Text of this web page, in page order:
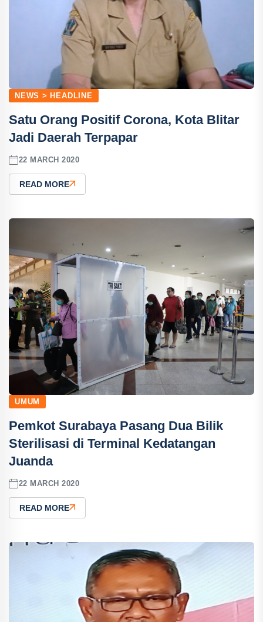
NEWS > HEADLINE
Satu Orang Positif Corona, Kota Blitar
Jadi Daerah Terpapar
22 MARCH 2020
READ MORE
UMUM
Pemkot Surabaya Pasang Dua Bilik
Sterilisasi di Terminal Kedatangan
Juanda
22 MARCH 2020
READ MORE